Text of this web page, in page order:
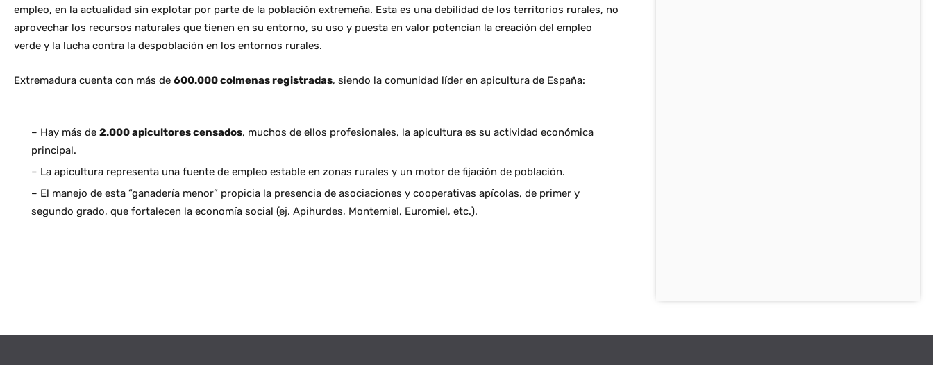
empleo, en la actualidad sin explotar por parte de la población extremeña. Esta es una debilidad de los territorios rurales, no
aprovechar los recursos naturales que tienen en su entorno, su uso y puesta en valor potencian la creación del empleo
verde y la lucha contra la despoblación en los entornos rurales.
Extremadura cuenta con más de 600.000 colmenas registradas, siendo la comunidad líder en apicultura de España:
– Hay más de 2.000 apicultores censados, muchos de ellos profesionales, la apicultura es su actividad económica
principal.
– La apicultura representa una fuente de empleo estable en zonas rurales y un motor de fijación de población.
– El manejo de esta “ganadería menor” propicia la presencia de asociaciones y cooperativas apícolas, de primer y
segundo grado, que fortalecen la economía social (ej. Apihurdes, Montemiel, Euromiel, etc.).